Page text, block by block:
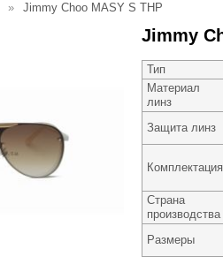
Jimmy Choo MASY S THP
Jimmy
Тип
Материал
линз
Защита линз
Комплектация
Страна
производства
Размеры